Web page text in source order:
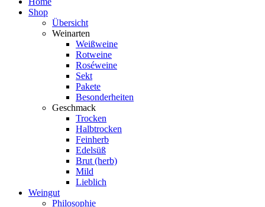
Shop
Übersicht
Weinarten
Weißweine
Rotweine
Roséweine
Sekt
Pakete
Besonderheiten
Geschmack
Trocken
Halbtrocken
Feinherb
Edelsüß
Brut (herb)
Mild
Lieblich
Weingut
Philosophie